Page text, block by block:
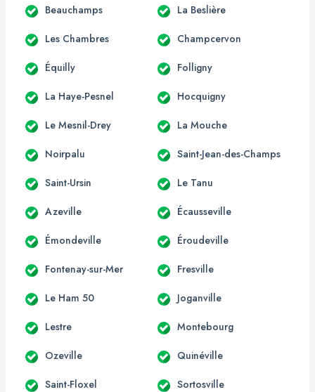
Beauchamps La Beslière
Les Chambres Champcervon
Équilly Folligny
La Haye-Pesnel Hocquigny
Le Mesnil-Drey La Mouche
Noirpalu Saint-Jean-des-Champs
Saint-Ursin Le Tanu
Azeville Écausseville
Émondeville Éroudeville
Fontenay-sur-Mer Fresville
Le Ham 50 Joganville
Lestre Montebourg
Ozeville Quinéville
Saint-Floxel Sortosville